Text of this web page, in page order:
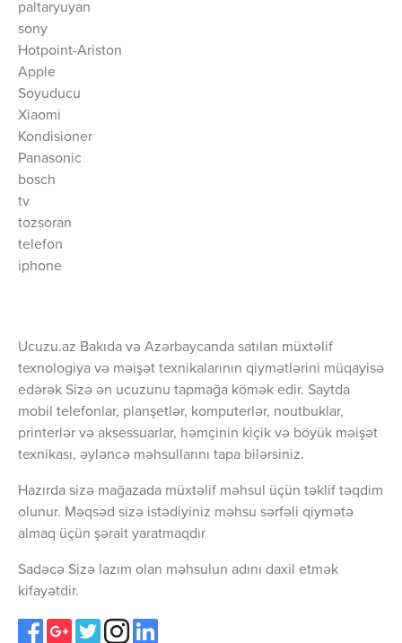
paltaryuyan
sony
Hotpoint-Ariston
Apple
Soyuducu
Xiaomi
Kondisioner
Panasonic
bosch
tv
tozsoran
telefon
iphone
Ucuzu.az Bakıda və Azərbaycanda satılan müxtəlif
texnologiya və məişət texnikalarının qiymətlərini müqayisə
edərək Sizə ən ucuzunu tapmağa kömək edir. Saytda
mobil telefonlar, planşetlər, komputerlər, noutbuklar,
printerlər və aksessuarlar, həmçinin kiçik və böyük məişət
texnikası, əyləncə məhsullarını tapa bilərsiniz.
Hazırda sizə mağazada müxtəlif məhsul üçün təklif təqdim
olunur. Məqsəd sizə istədiyiniz məhsu sərfəli qiymətə
almaq üçün şərait yaratmaqdır
Sadəcə Sizə lazım olan məhsulun adını daxil etmək
kifayətdir.